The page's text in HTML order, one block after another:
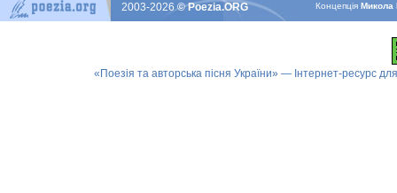
КонцепцiяМикола
2003-2026© Poezia.ORG
«Поезія та авторська пісня України» — Інтернет-ресурс